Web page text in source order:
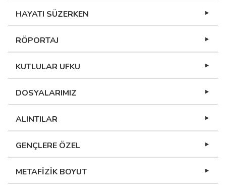
HAYATI SÜZERKEN
RÖPORTAJ
KUTLULAR UFKU
DOSYALARIMIZ
ALINTILAR
GENÇLERE ÖZEL
METAFİZİK BOYUT